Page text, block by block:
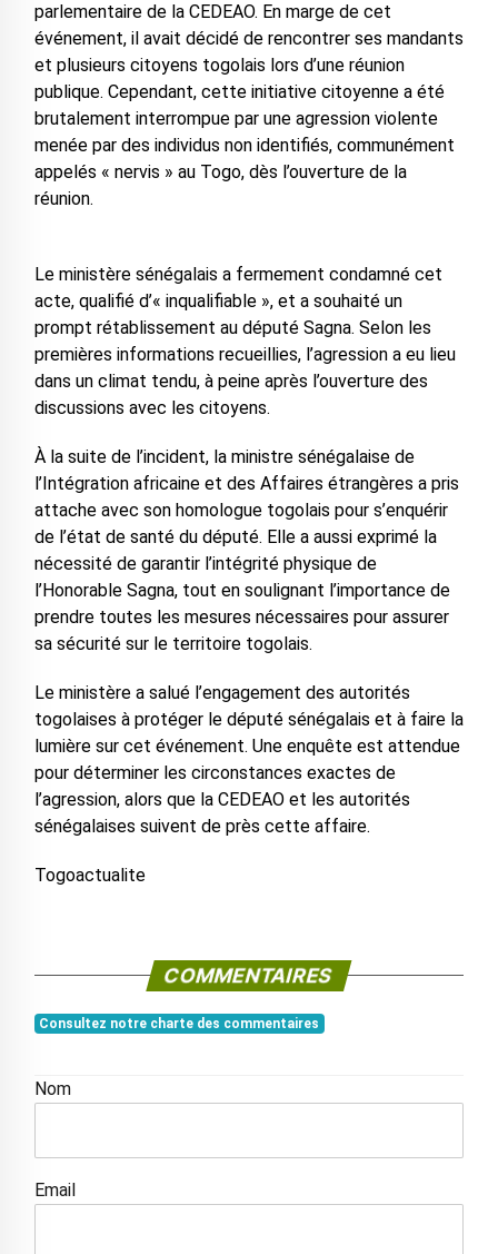
parlementaire de la CEDEAO. En marge de cet
événement, il avait décidé de rencontrer ses mandants
et plusieurs citoyens togolais lors d’une réunion
publique. Cependant, cette initiative citoyenne a été
brutalement interrompue par une agression violente
menée par des individus non identifiés, communément
appelés « nervis » au Togo, dès l’ouverture de la
réunion.
Le ministère sénégalais a fermement condamné cet
acte, qualifié d’« inqualifiable », et a souhaité un
prompt rétablissement au député Sagna. Selon les
premières informations recueillies, l’agression a eu lieu
dans un climat tendu, à peine après l’ouverture des
discussions avec les citoyens.
À la suite de l’incident, la ministre sénégalaise de
l’Intégration africaine et des Affaires étrangères a pris
attache avec son homologue togolais pour s’enquérir
de l’état de santé du député. Elle a aussi exprimé la
nécessité de garantir l’intégrité physique de
l’Honorable Sagna, tout en soulignant l’importance de
prendre toutes les mesures nécessaires pour assurer
sa sécurité sur le territoire togolais.
Le ministère a salué l’engagement des autorités
togolaises à protéger le député sénégalais et à faire la
lumière sur cet événement. Une enquête est attendue
pour déterminer les circonstances exactes de
l’agression, alors que la CEDEAO et les autorités
sénégalaises suivent de près cette affaire.
Togoactualite
COMMENTAIRES
Consultez notre charte des commentaires
Nom
Email